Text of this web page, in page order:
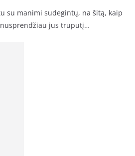
su manimi sudegintų, na šitą, kaip
nusprendžiau jus truputį…